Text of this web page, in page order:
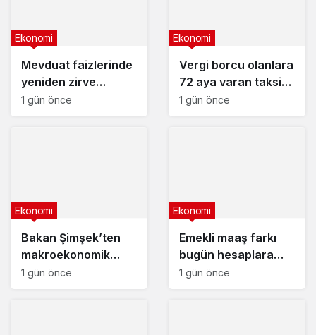
Mevduat faizlerinde
yeniden zirve
görüldü : 3 milyon
Ekonomi
1 gün önce
Vergi borcu olanlara
72 aya varan taksit
fırsatı
Ekonomi
1 gün önce
Bakan Şimşek’ten
makroekonomik
istikrar açıklaması
Ekonomi
1 gün önce
Emekli maaş farkı
bugün hesaplara
yatıyor
Ekonomi
1 gün önce